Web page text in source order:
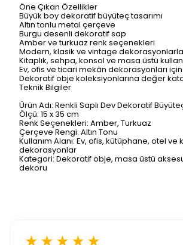
Öne Çıkan Özellikler
Büyük boy dekoratif büyüteç tasarımı
Altın tonlu metal çerçeve
Burgu desenli dekoratif sap
Amber ve turkuaz renk seçenekleri
Modern, klasik ve vintage
Kitaplık, sehpa, konsol ve masa üstü
Ev, ofis ve ticari mekân dekorasyonları
Dekoratif obje koleksiyonlarına değer
Teknik Bilgiler
Ürün Adı: Renkli Saplı Dev Dekoratif
Ölçü: 15 x 35 cm
Renk Seçenekleri: Amber, Turkuaz
Çerçeve Rengi: Altın Tonu
Kullanım Alanı: Ev, ofis, kütüphane, otel ve
dekorasyonlar
Kategori: Dekoratif obje, masa üstü
dekoru